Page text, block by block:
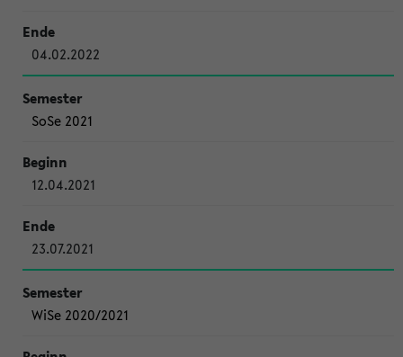
04.02.2022
SoSe 2021
12.04.2021
23.07.2021
WiSe 2020/2021